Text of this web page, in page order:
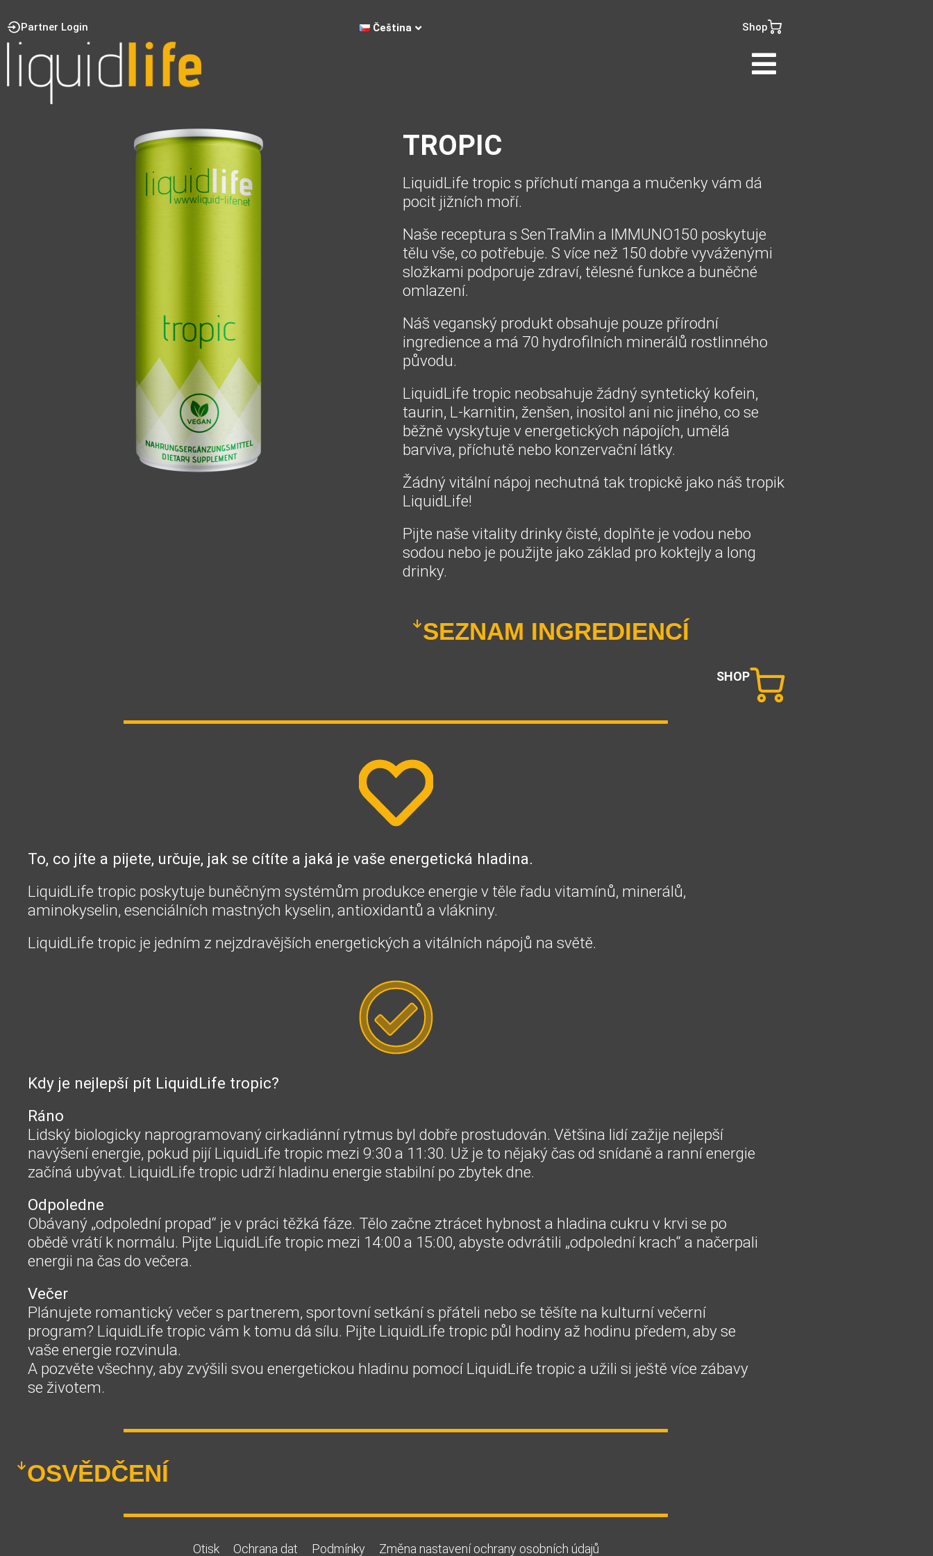
Partner Login Čeština Shop
TROPIC
LiquidLife tropic s příchutí manga a mučenky vám dá
pocit jižních moří.
Naše receptura s SenTraMin a IMMUNO150 poskytuje
tělu vše, co potřebuje. S více než 150 dobře vyváženými
složkami podporuje zdraví, tělesné funkce a buněčné
omlazení.
Náš veganský produkt obsahuje pouze přírodní
ingredience a má 70 hydrofilních minerálů rostlinného
původu.
LiquidLife tropic neobsahuje žádný syntetický kofein,
taurin, L-karnitin, ženšen, inositol ani nic jiného, co se
běžně vyskytuje v energetických nápojích, umělá
barviva, příchutě nebo konzervační látky.
Žádný vitální nápoj nechutná tak tropickě jako náš tropik
LiquidLife!
Pijte naše vitality drinky čisté, doplňte je vodou nebo
sodou nebo je použijte jako základ pro koktejly a long
drinky.
SEZNAM INGREDIENCÍ
SHOP
To, co jíte a pijete, určuje, jak se cítíte a jaká je vaše energetická hladina.
LiquidLife tropic poskytuje buněčným systémům produkce energie v těle řadu vitamínů, minerálů,
aminokyselin, esenciálních mastných kyselin, antioxidantů a vlákniny.
LiquidLife tropic je jedním z nejzdravějších energetických a vitálních nápojů na světě.
Kdy je nejlepší pít LiquidLife tropic?
Ráno
Lidský biologicky naprogramovaný cirkadiánní rytmus byl dobře prostudován. Většina lidí zažije nejlepší
navýšení energie, pokud pijí LiquidLife tropic mezi 9:30 a 11:30. Už je to nějaký čas od snídaně a ranní energie
začíná ubývat. LiquidLife tropic udrží hladinu energie stabilní po zbytek dne.
Odpoledne
Obávaný „odpolední propad“ je v práci těžká fáze. Tělo začne ztrácet hybnost a hladina cukru v krvi se po
obědě vrátí k normálu. Pijte LiquidLife tropic mezi 14:00 a 15:00, abyste odvrátili „odpolední krach“ a načerpali
energii na čas do večera.
Večer
Plánujete romantický večer s partnerem, sportovní setkání s přáteli nebo se těšíte na kulturní večerní
program? LiquidLife tropic vám k tomu dá sílu. Pijte LiquidLife tropic půl hodiny až hodinu předem, aby se
vaše energie rozvinula.
A pozvěte všechny, aby zvýšili svou energetickou hladinu pomocí LiquidLife tropic a užili si ještě více zábavy
se životem.
OSVĚDČENÍ
Otisk Ochrana dat Podmínky Změna nastavení ochrany osobních údajů